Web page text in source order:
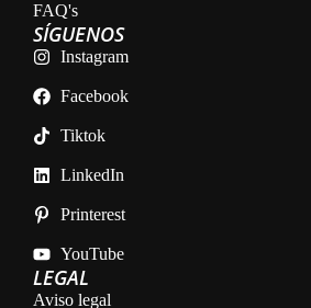
FAQ's
LEGAL
Aviso legal
SÍGUENOS
Instagram
Facebook
Tiktok
LinkedIn
Printerest
YouTube